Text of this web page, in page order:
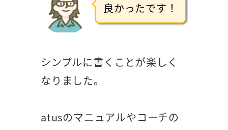
良かったです！
シンプルに書くことが楽しく
なりました。
atusのマニュアルやコーチの